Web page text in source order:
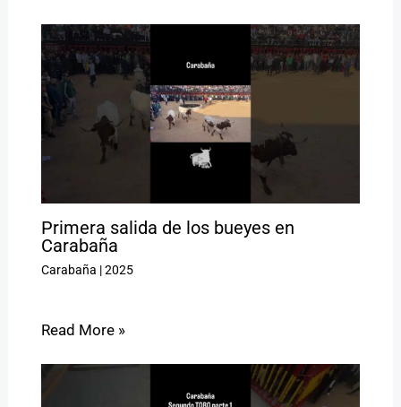
Primera salida de los bueyes en
Carabaña
Carabaña |2025
Read More »